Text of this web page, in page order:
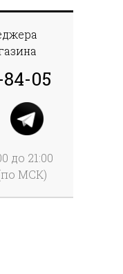
05
до 21:00
(по МСК)